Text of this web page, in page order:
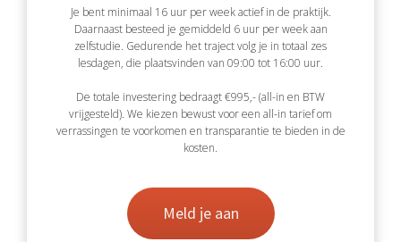
Je bent minimaal 16 uur per week actief in de praktijk.
Daarnaast besteed je gemiddeld 6 uur per week aan
zelfstudie. Gedurende het traject volg je in totaal zes
lesdagen, die plaatsvinden van 09:00 tot 16:00 uur.
De totale investering bedraagt €995,- (all-in en BTW
vrijgesteld). We kiezen bewust voor een all-in tarief om
verrassingen te voorkomen en transparantie te bieden in de
kosten.
Meld je aan